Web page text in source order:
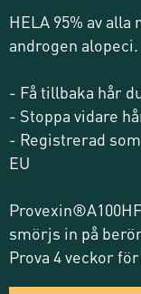
HELA 95% av
androgen alopeci.
- Få tillbaka hår
- Stoppa vidare
- Registrerad
EU
smörjs in på
Prova 4 veckor